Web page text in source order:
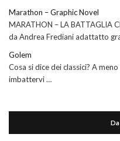
Marathon – Graphic Novel
MARATHON – LA BATTAGLIA
da Andrea Frediani adattatto
Golem
Cosa si dice dei classici? A
imbattervi …